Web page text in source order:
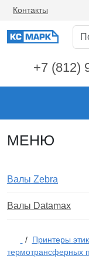
Контакты
+7 (812)
МЕНЮ
Валы Zebra
Валы Datamax
/ Принтеры
термотрансферных